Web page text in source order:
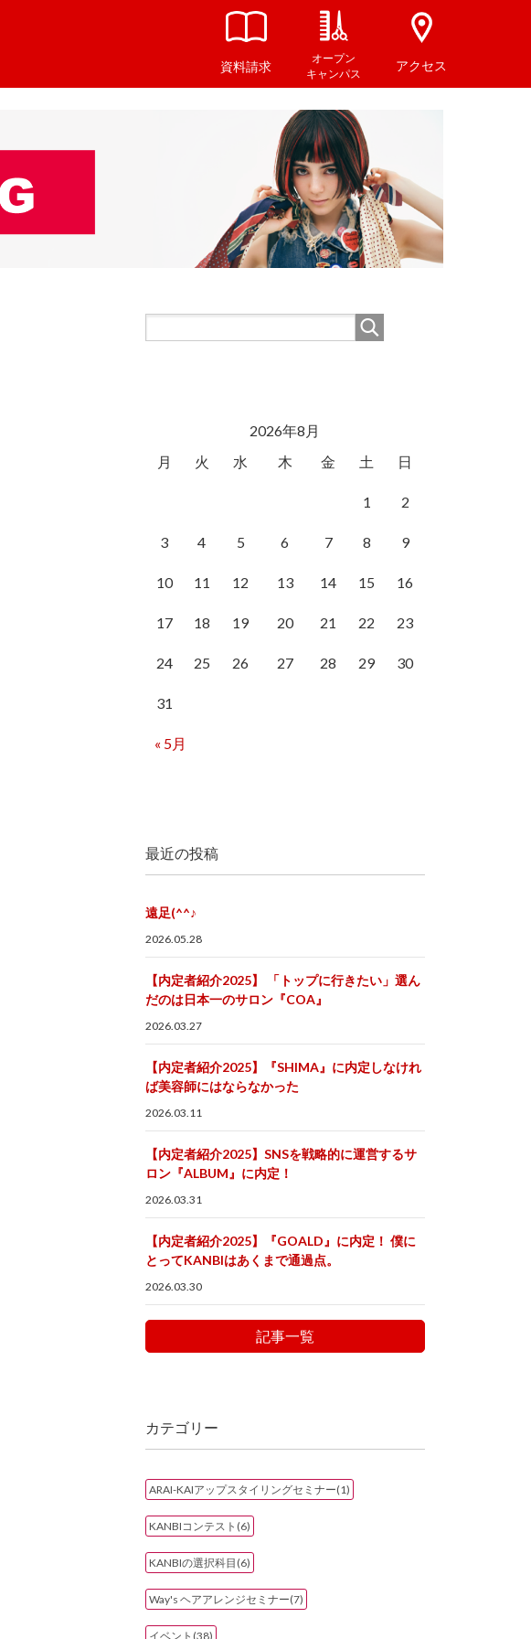
アクセス
オープン
キャンパス
資料請求
2026年8月
月
火 水 木 金 土 日
« 5月
1 2
3 4 5 6 7 8 9
10 11 12 13 14 15 16
17 18 19 20 21 22 23
24 25 26 27 28 29 30
31
最近の投稿
遠足(^^♪
2026.05.28
【内定者紹介2025】 「トップに行きたい」選ん
だのは日本一のサロン『COA』
2026.03.27
【内定者紹介2025】『SHIMA』に内定しなけれ
ば美容師にはならなかった
2026.03.11
【内定者紹介2025】SNSを戦略的に運営するサ
ロン『ALBUM』に内定！
2026.03.31
【内定者紹介2025】『GOALD』に内定！ 僕に
とってKANBIはあくまで通過点。
2026.03.30
記事一覧
カテゴリー
ARAI-KAIアップスタイリングセミナー(1)
KANBIコンテスト(6)
KANBIの選択科目(6)
Way's ヘアアレンジセミナー(7)
イベント(38)